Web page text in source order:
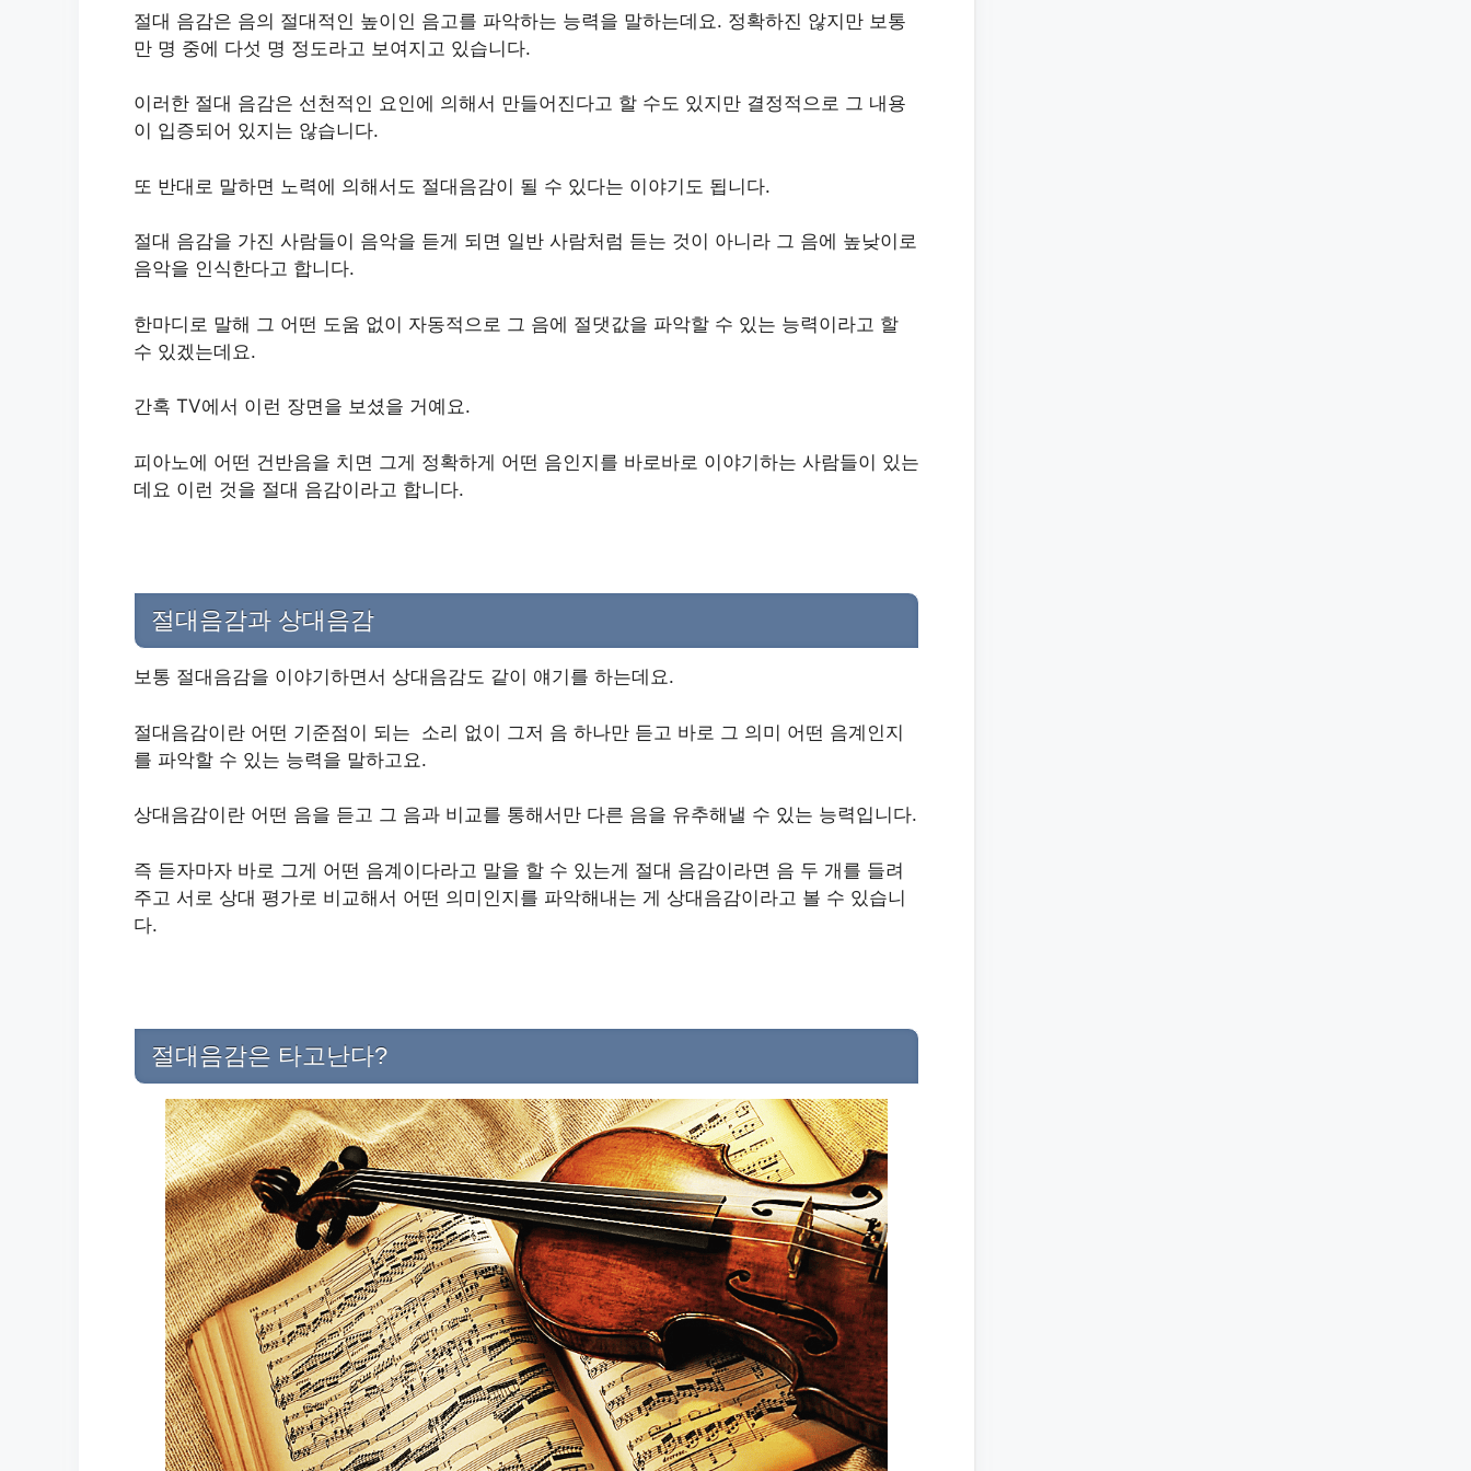
절대 음감은 음의 절대적인 높이인 음고를 파악하는 능력을 말하는데요. 정확하진 않지만 보통
만 명 중에 다섯 명 정도라고 보여지고 있습니다.
이러한 절대 음감은 선천적인 요인에 의해서 만들어진다고 할 수도 있지만 결정적으로 그 내용
이 입증되어 있지는 않습니다.
또 반대로 말하면 노력에 의해서도 절대음감이 될 수 있다는 이야기도 됩니다.
절대 음감을 가진 사람들이 음악을 듣게 되면 일반 사람처럼 듣는 것이 아니라 그 음에 높낮이로
음악을 인식한다고 합니다.
한마디로 말해 그 어떤 도움 없이 자동적으로 그 음에 절댓값을 파악할 수 있는 능력이라고 할
수 있겠는데요.
간혹 TV에서 이런 장면을 보셨을 거예요.
피아노에 어떤 건반음을 치면 그게 정확하게 어떤 음인지를 바로바로 이야기하는 사람들이 있는
데요 이런 것을 절대 음감이라고 합니다.
절대음감과 상대음감
보통 절대음감을 이야기하면서 상대음감도 같이 얘기를 하는데요.
절대음감이란 어떤 기준점이 되는 소리 없이 그저 음 하나만 듣고 바로 그 의미 어떤 음계인지
를 파악할 수 있는 능력을 말하고요.
상대음감이란 어떤 음을 듣고 그 음과 비교를 통해서만 다른 음을 유추해낼 수 있는 능력입니다.
즉 듣자마자 바로 그게 어떤 음계이다라고 말을 할 수 있는게 절대 음감이라면 음 두 개를 들려
주고 서로 상대 평가로 비교해서 어떤 의미인지를 파악해내는 게 상대음감이라고 볼 수 있습니
다.
절대음감은 타고난다?